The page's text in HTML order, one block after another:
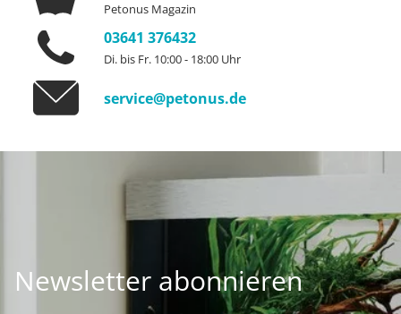
Petonus Magazin
03641 376432
Di. bis Fr. 10:00 - 18:00 Uhr
service@petonus.de
Newsletter abonnieren